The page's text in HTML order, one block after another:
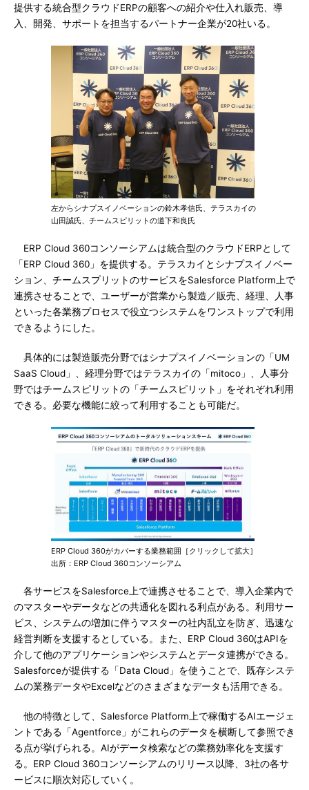
提供する統合型クラウドERPの顧客への紹介や仕入れ販売、導
入、開発、サポートを担当するパートナー企業が20社いる。
左からシナプスイノベーションの鈴木孝信氏、テラスカイの
山田誠氏、チームスピリットの道下和良氏
ERP Cloud 360コンソーシアムは統合型のクラウドERPとして
「ERP Cloud 360」を提供する。テラスカイとシナプスイノベー
ション、チームスプリットのサービスをSalesforce Platform上で
連携させることで、ユーザーが営業から製造／販売、経理、人事
といった各業務プロセスで役立つシステムをワンストップで利用
できるようにした。
具体的には製造販売分野ではシナプスイノベーションの「UM
SaaS Cloud」、経理分野ではテラスカイの「mitoco」、人事分
野ではチームスピリットの「チームスピリット」をそれぞれ利用
できる。必要な機能に絞って利用することも可能だ。
ERP Cloud 360がカバーする業務範囲［クリックして拡大］
出所：ERP Cloud 360コンソーシアム
各サービスをSalesforce上で連携させることで、導入企業内で
のマスターやデータなどの共通化を図れる利点がある。利用サー
ビス、システムの増加に伴うマスターの社内乱立を防ぎ、迅速な
経営判断を支援するとしている。また、ERP Cloud 360はAPIを
介して他のアプリケーションやシステムとデータ連携ができる。
Salesforceが提供する「Data Cloud」を使うことで、既存システ
ムの業務データやExcelなどのさまざまなデータも活用できる。
他の特徴として、Salesforce Platform上で稼働するAIエージェ
ントである「Agentforce」がこれらのデータを横断して参照でき
る点が挙げられる。AIがデータ検索などの業務効率化を支援す
る。ERP Cloud 360コンソーシアムのリリース以降、3社の各サ
ービスに順次対応していく。